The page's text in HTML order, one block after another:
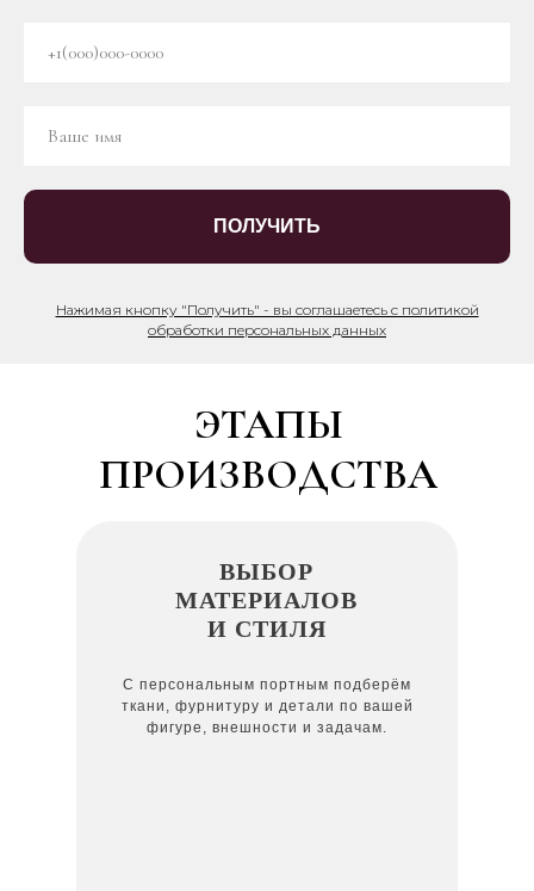
ПОЛУЧИТЬ
Нажимая кнопку "Получить" - вы соглашаетесь с политикой
обработки персональных данных
С персональным портным подберём
ткани, фурнитуру и детали по вашей
фигуре, внешности и задачам.
ВЫБОР
МАТЕРИАЛОВ
И СТИЛЯ
ЭТАПЫ
ПРОИЗВОДСТВА